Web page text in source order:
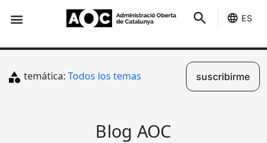
ES
temática: Todos los temas suscribirme
Blog AOC